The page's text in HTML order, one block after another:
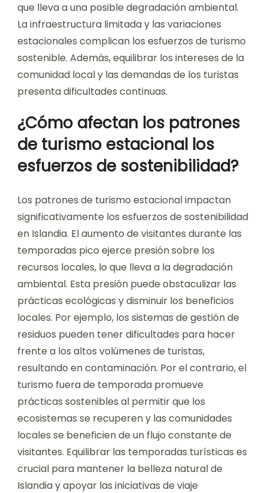
que lleva a una posible degradación ambiental.
La infraestructura limitada y las variaciones
estacionales complican los esfuerzos de turismo
sostenible. Además, equilibrar los intereses de la
comunidad local y las demandas de los turistas
presenta dificultades continuas.
¿Cómo afectan los patrones
de turismo estacional los
esfuerzos de sostenibilidad?
Los patrones de turismo estacional impactan
significativamente los esfuerzos de sostenibilidad
en Islandia. El aumento de visitantes durante las
temporadas pico ejerce presión sobre los
recursos locales, lo que lleva a la degradación
ambiental. Esta presión puede obstaculizar las
prácticas ecológicas y disminuir los beneficios
locales. Por ejemplo, los sistemas de gestión de
residuos pueden tener dificultades para hacer
frente a los altos volúmenes de turistas,
resultando en contaminación. Por el contrario, el
turismo fuera de temporada promueve
prácticas sostenibles al permitir que los
ecosistemas se recuperen y las comunidades
locales se beneficien de un flujo constante de
visitantes. Equilibrar las temporadas turísticas es
crucial para mantener la belleza natural de
Islandia y apoyar las iniciativas de viaje